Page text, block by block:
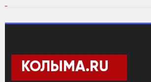
КОЛЫМА.RU